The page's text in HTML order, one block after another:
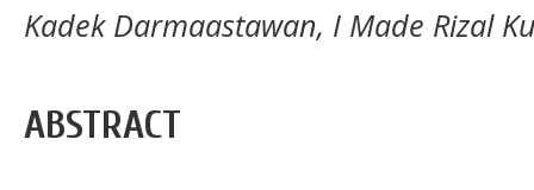
Kadek Darmaastawan, I Made Rizal
ABSTRACT